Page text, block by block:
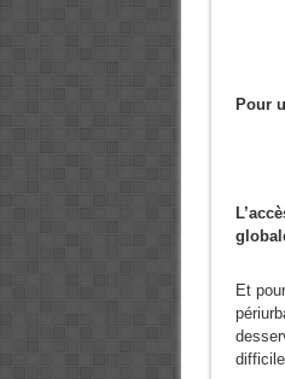
Pour
Et